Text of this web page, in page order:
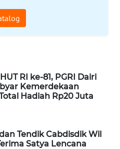
RI ke-81, PGRI Dairi
Kemerdekaan
Hadiah Rp20 Juta
Tendik Cabdisdik Wil
Satya Lencana